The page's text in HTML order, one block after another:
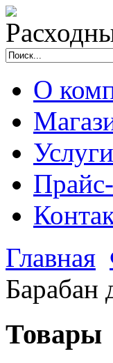
О
Услуги
Главная
Барабан
Товары